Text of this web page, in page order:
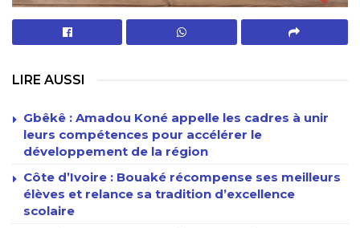
LIRE AUSSI
Gbêkê : Amadou Koné appelle les cadres à unir
leurs compétences pour accélérer le
développement de la région
Côte d’Ivoire : Bouaké récompense ses meilleurs
élèves et relance sa tradition d’excellence
scolaire